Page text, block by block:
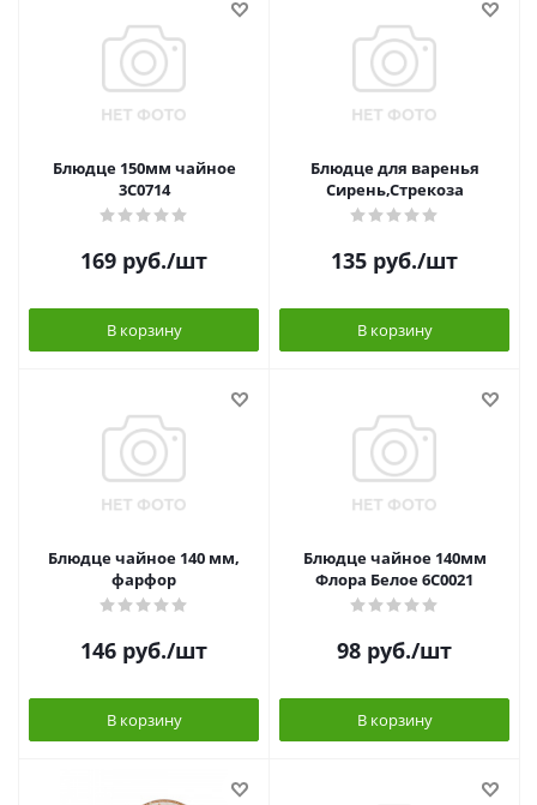
Блюдце 150мм чайное
3С0714
169 руб./шт
В корзину
Блюдце для варенья
Сирень,Стрекоза
135 руб./шт
В корзину
Блюдце чайное 140 мм,
фарфор
146 руб./шт
В корзину
Блюдце чайное 140мм
Флора Белое 6С0021
98 руб./шт
В корзину